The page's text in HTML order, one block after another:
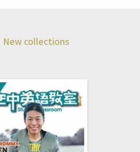
New collections